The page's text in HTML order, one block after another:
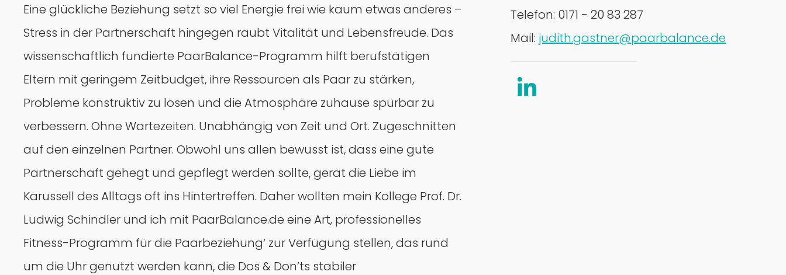
Eine glückliche Beziehung setzt so viel Energie frei wie kaum etwas anderes –
Stress in der Partnerschaft hingegen raubt Vitalität und Lebensfreude. Das
wissenschaftlich fundierte PaarBalance-Programm hilft berufstätigen
Eltern mit geringem Zeitbudget, ihre Ressourcen als Paar zu stärken,
Probleme konstruktiv zu lösen und die Atmosphäre zuhause spürbar zu
verbessern. Ohne Wartezeiten. Unabhängig von Zeit und Ort. Zugeschnitten
auf den einzelnen Partner. Obwohl uns allen bewusst ist, dass eine gute
Partnerschaft gehegt und gepflegt werden sollte, gerät die Liebe im
Karussell des Alltags oft ins Hintertreffen. Daher wollten mein Kollege Prof. Dr.
Ludwig Schindler und ich mit PaarBalance.de eine Art‚ professionelles
Fitness-Programm für die Paarbeziehung‘ zur Verfügung stellen, das rund
um die Uhr genutzt werden kann, die Dos & Don’ts stabiler
Telefon: 0171 - 20 83 287
Mail: judith.gastner@paarbalance.de